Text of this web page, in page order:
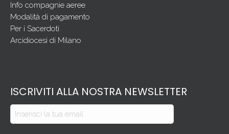
Info compagnie aeree
Modalità di pagamento
Per i Sacerdoti
Arcidiocesi di Milano
ISCRIVITI ALLA NOSTRA NEWSLETTER